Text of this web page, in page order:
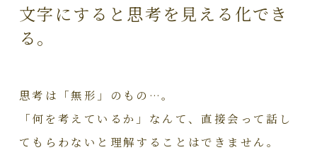
文字にすると思考を見える化でき
る。
思考は「無形」のもの…。
「何を考えているか」なんて、直接会って話し
てもらわないと理解することはできません。